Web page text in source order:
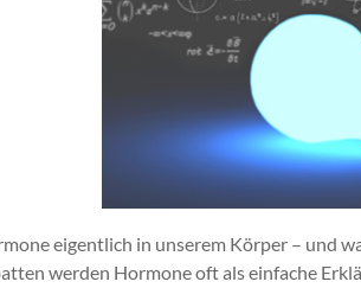
eigentlich in unserem Körper – und
werden Hormone oft als einfache